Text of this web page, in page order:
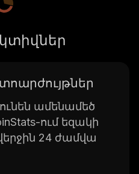
ամենամեծ
ում եզակի
24 ժամվա